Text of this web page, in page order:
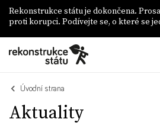
Rekonstrukce státu je dokončena.
proti korupci. Podívejte se, o které se
Úvodní strana
Aktuality